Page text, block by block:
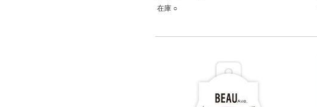
在庫 ○